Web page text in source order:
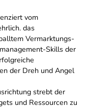
vom
das
Vermarktungs-
Skills der
der Dreh und Angel
strebt der
und Ressourcen zu